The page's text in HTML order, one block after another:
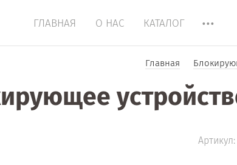
ГЛАВНАЯ О НАС КАТАЛОГ
Главная
Артикул: